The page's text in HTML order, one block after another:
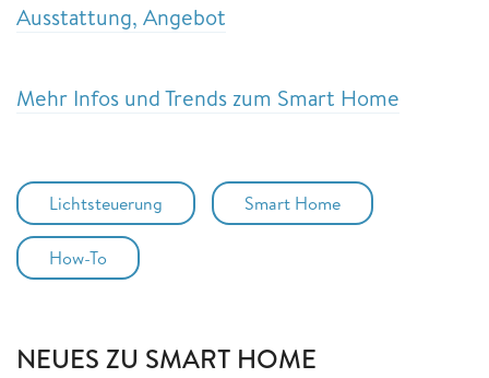
Ausstattung, Angebot
Mehr Infos und Trends zum Smart Home
Lichtsteuerung Smart Home
How-To
NEUES ZU SMART HOME